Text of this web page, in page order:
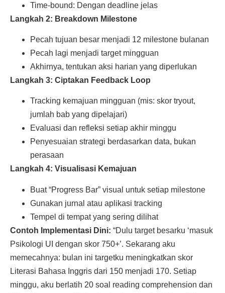
Time-bound: Dengan deadline jelas
Langkah 2: Breakdown Milestone
Pecah tujuan besar menjadi 12 milestone bulanan
Pecah lagi menjadi target mingguan
Akhirnya, tentukan aksi harian yang diperlukan
Langkah 3: Ciptakan Feedback Loop
Tracking kemajuan mingguan (mis: skor tryout,
jumlah bab yang dipelajari)
Evaluasi dan refleksi setiap akhir minggu
Penyesuaian strategi berdasarkan data, bukan
perasaan
Langkah 4: Visualisasi Kemajuan
Buat “Progress Bar” visual untuk setiap milestone
Gunakan jurnal atau aplikasi tracking
Tempel di tempat yang sering dilihat
Contoh Implementasi Dini: “Dulu target besarku ‘masuk
Psikologi UI dengan skor 750+’. Sekarang aku
memecahnya: bulan ini targetku meningkatkan skor
Literasi Bahasa Inggris dari 150 menjadi 170. Setiap
minggu, aku berlatih 20 soal reading comprehension dan